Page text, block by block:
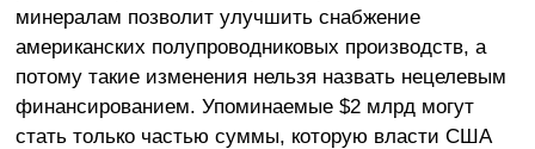
минералам позволит улучшить снабжение
американских полупроводниковых производств, а
потому такие изменения нельзя назвать нецелевым
финансированием. Упоминаемые $2 млрд могут
стать только частью суммы, которую власти США